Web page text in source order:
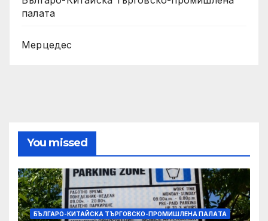
палaта
Мерцедес
You missed
БЪЛГАРО-КИТАЙСКА ТЪРГОВСКО-ПРОМИШЛЕНА ПАЛAТА